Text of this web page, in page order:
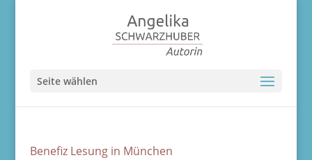
Seite wählen
Benefiz Lesung in München